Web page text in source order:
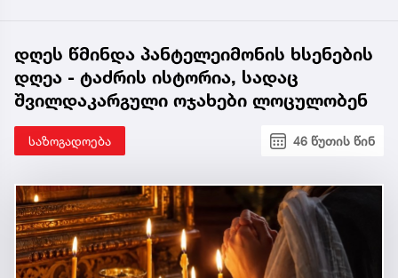
დღეს წმინდა პანტელეიმონის ხსენების
დღეა - ტაძრის ისტორია, სადაც
შვილდაკარგული ოჯახები ლოცულობენ
საზოგადოება 46 წუთის წინ